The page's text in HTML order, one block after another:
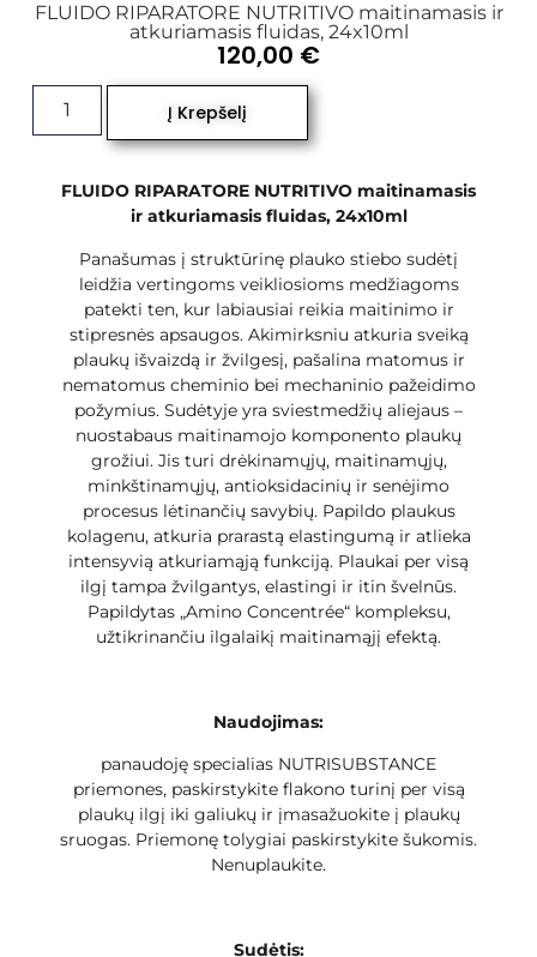
FLUIDO RIPARATORE NUTRITIVO maitinamasis ir
atkuriamasis fluidas, 24x10ml
FLUIDO RIPARATORE NUTRITIVO maitinamasis
ir atkuriamasis fluidas, 24x10ml
Panašumas į struktūrinę plauko stiebo sudėtį
leidžia vertingoms veikliosioms medžiagoms
patekti ten, kur labiausiai reikia maitinimo ir
stipresnės apsaugos. Akimirksniu atkuria sveiką
plaukų išvaizdą ir žvilgesį, pašalina matomus ir
nematomus cheminio bei mechaninio pažeidimo
požymius. Sudėtyje yra sviestmedžių aliejaus –
nuostabaus maitinamojo komponento plaukų
grožiui. Jis turi drėkinamųjų, maitinamųjų,
minkštinamųjų, antioksidacinių ir senėjimo
procesus lėtinančių savybių. Papildo plaukus
kolagenu, atkuria prarastą elastingumą ir atlieka
intensyvią atkuriamąją funkciją. Plaukai per visą
ilgį tampa žvilgantys, elastingi ir itin švelnūs.
Papildytas „Amino Concentrée“ kompleksu,
užtikrinančiu ilgalaikį maitinamąjį efektą.
Naudojimas:
panaudoję specialias NUTRISUBSTANCE
priemones, paskirstykite flakono turinį per visą
plaukų ilgį iki galiukų ir įmasažuokite į plaukų
sruogas. Priemonę tolygiai paskirstykite šukomis.
Nenuplaukite.
Sudėtis:
120,00 €
Į Krepšelį